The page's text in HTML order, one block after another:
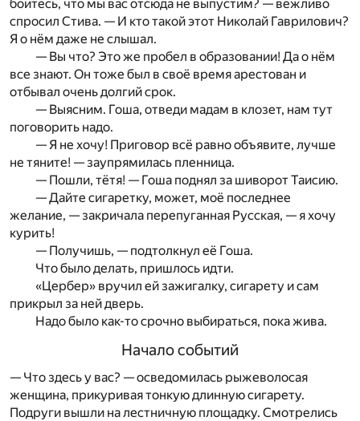
боитесь, что мы вас отсюда не выпустим? — вежливо
спросил Стива. — И кто такой этот Николай Гаврилович?
Я о нём даже не слышал.
— Вы что? Это же пробел в образовании! Да о нём
все знают. Он тоже был в своё время арестован и
отбывал очень долгий срок.
— Выясним. Гоша, отведи мадам в клозет, нам тут
поговорить надо.
— Я не хочу! Приговор всё равно объявите, лучше
не тяните! — заупрямилась пленница.
— Пошли, тётя! — Гоша поднял за шиворот Таисию.
— Дайте сигаретку, может, моё последнее
желание, — закричала перепуганная Русская, — я хочу
курить!
— Получишь, — подтолкнул её Гоша.
Что было делать, пришлось идти.
«Цербер» вручил ей зажигалку, сигарету и сам
прикрыл за ней дверь.
Надо было как-то срочно выбираться, пока жива.
Начало событий
— Что здесь у вас? — осведомилась рыжеволосая
женщина, прикуривая тонкую длинную сигарету.
Подруги вышли на лестничную площадку. Смотрелись